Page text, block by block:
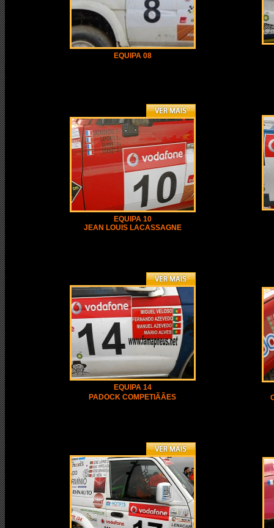
EQUIPA 08
EQUIPA 10
JEAN LOUIS LACASSAGNE
EQUIPA 14
PADOCK COMPETIÃÃES